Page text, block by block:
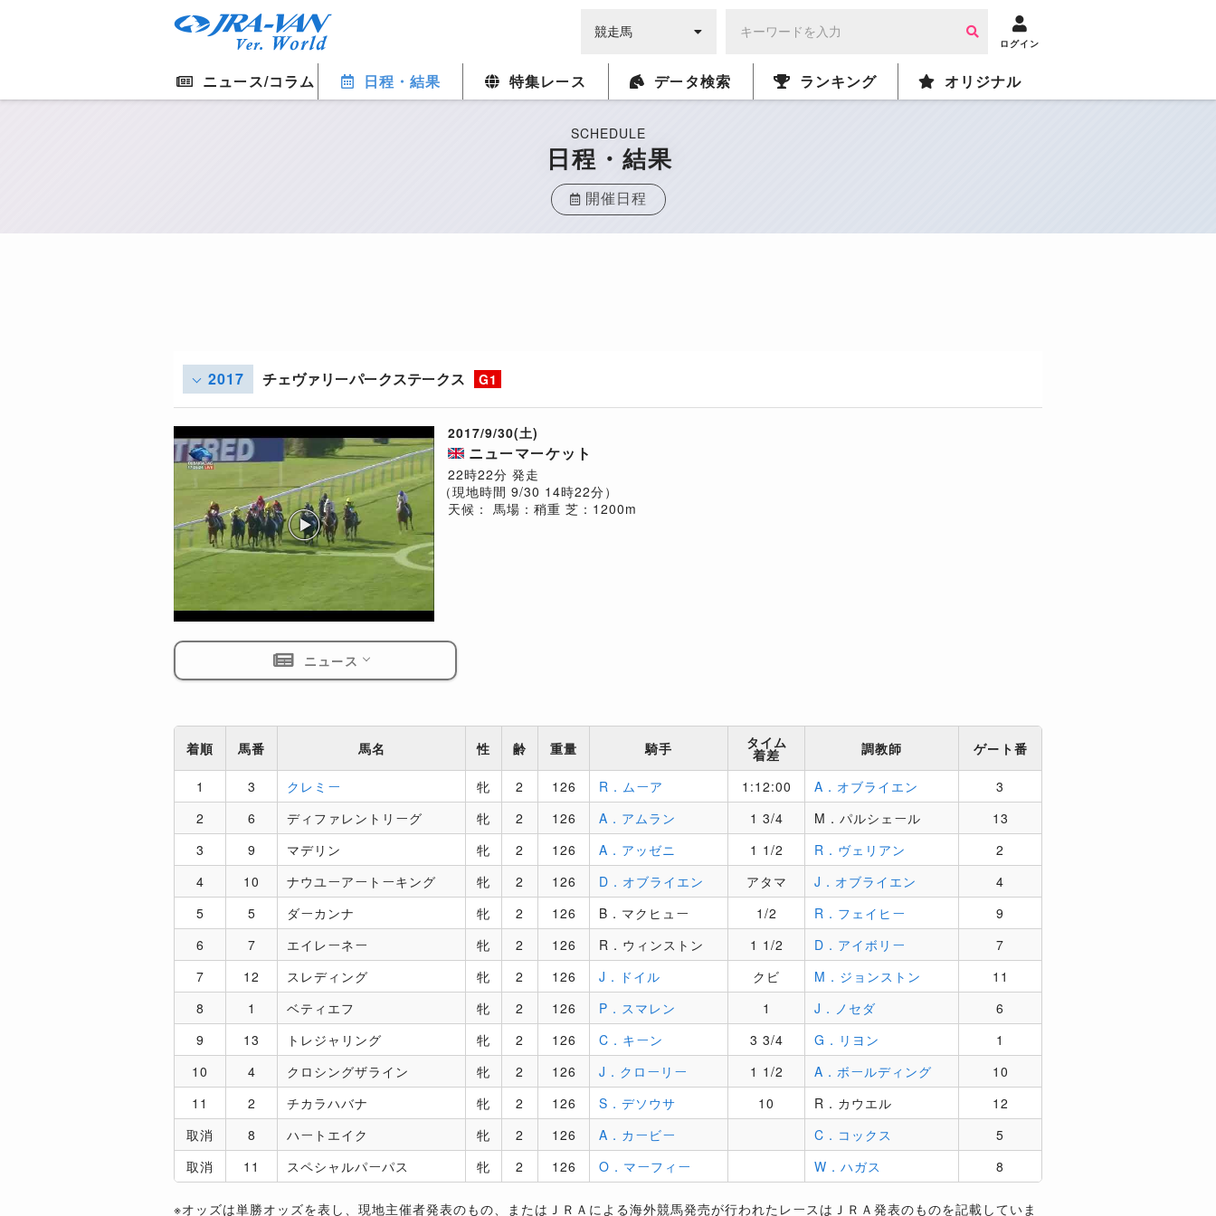
ログイン
ニュース/コラム 日程・結果 特集レース データ検索 ランキング オリジナル
SCHEDULE
日程・結果
開催日程
2017 チェヴァリーパークステークス G1
2017/9/30(土)
ニューマーケット
22時22分 発走
（現地時間 9/30 14時22分）
天候： 馬場：稍重 芝：1200m
ニュース
着順 馬番 馬名 性 齢 重量 騎手 タイム
着差 調教師 ゲート番
1 3 クレミー 牝 2 126 R．ムーア 1:12:00 A．オブライエン
3
2
6 ディファレントリーグ 牝 2 126 A．アムラン 1 3/4 M．パルシェール
13
3
9 マデリン 牝 2 126 A．アッゼニ 1 1/2 R．ヴェリアン
2
4
10 ナウユーアートーキング 牝 2 126 D．オブライエン アタマ J．オブライエン
4
5
5 ダーカンナ 牝 2 126 B．マクヒュー 1/2 R．フェイヒー
9
6
7 エイレーネー 牝 2 126 R．ウィンストン 1 1/2 D．アイボリー
7
7
12 スレディング 牝 2 126 J．ドイル クビ M．ジョンストン
11
8
1 ベティエフ 牝 2 126 P．スマレン 1 J．ノセダ
6
9
13 トレジャリング 牝 2 126 C．キーン 3 3/4 G．リヨン
1
10
4 クロシングザライン 牝 2 126 J．クローリー 1 1/2 A．ボールディング
10
11
2 チカラハバナ 牝 2 126 S．デソウサ 10 R．カウエル
12
取消
8 ハートエイク 牝 2 126 A．カービー C．コックス
5
取消
11 スペシャルパーパス 牝 2 126 O．マーフィー W．ハガス 8
※オッズは単勝オッズを表し、現地主催者発表のもの、またはＪＲＡによる海外競馬発売が行われたレースはＪＲＡ発表のものを記載していま